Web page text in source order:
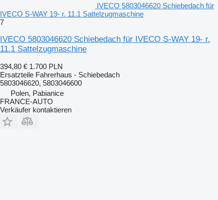
IVECO 5803046620 Schiebedach für
IVECO S-WAY 19- r. 11.1 Sattelzugmaschine
7
IVECO 5803046620 Schiebedach für IVECO S-WAY 19- r.
11.1 Sattelzugmaschine
394,80 € 1.700 PLN
Ersatzteile Fahrerhaus - Schiebedach
5803046620, 5803046600
Polen, Pabianice
FRANCE-AUTO
Verkäufer kontaktieren